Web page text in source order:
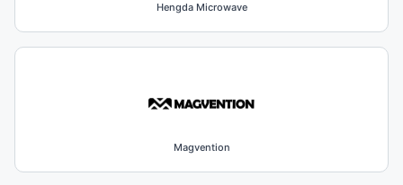
Hengda Microwave
Magvention